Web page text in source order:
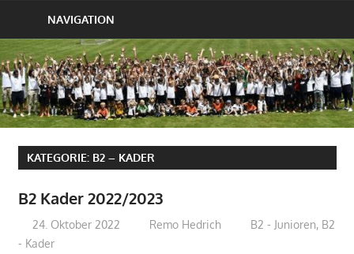
NAVIGATION
KATEGORIE: B2 – KADER
B2 Kader 2022/2023
24. Oktober 2022 Remo Hedrich B2 - Junioren, B2
- Kader